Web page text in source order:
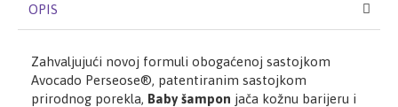
OPIS
Zahvaljujući novoj formuli obogaćenoj sastojkom
Avocado Perseose®, patentiranim sastojkom
prirodnog porekla, Baby šampon jača kožnu barijeru i